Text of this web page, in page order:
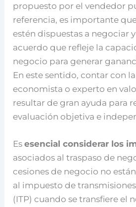
propuesto por el vendedor
referencia, es importante
estén dispuestas a negociar
acuerdo que refleje la
negocio para generar
En este sentido, contar con
economista o experto en
resultar de gran ayuda para
evaluación objetiva e
Esesencial considerar los
asociados al traspaso de
cesiones de negocio no
al impuesto de
(ITP) cuando se transfiere el